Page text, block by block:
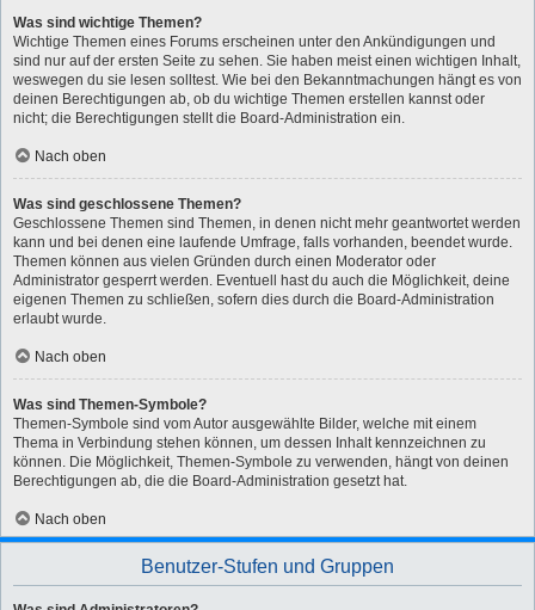
Was sind wichtige Themen?
Wichtige Themen eines Forums erscheinen unter den Ankündigungen und
sind nur auf der ersten Seite zu sehen. Sie haben meist einen wichtigen Inhalt,
weswegen du sie lesen solltest. Wie bei den Bekanntmachungen hängt es von
deinen Berechtigungen ab, ob du wichtige Themen erstellen kannst oder
nicht; die Berechtigungen stellt die Board-Administration ein.
Nach oben
Was sind geschlossene Themen?
Geschlossene Themen sind Themen, in denen nicht mehr geantwortet werden
kann und bei denen eine laufende Umfrage, falls vorhanden, beendet wurde.
Themen können aus vielen Gründen durch einen Moderator oder
Administrator gesperrt werden. Eventuell hast du auch die Möglichkeit, deine
eigenen Themen zu schließen, sofern dies durch die Board-Administration
erlaubt wurde.
Nach oben
Was sind Themen-Symbole?
Themen-Symbole sind vom Autor ausgewählte Bilder, welche mit einem
Thema in Verbindung stehen können, um dessen Inhalt kennzeichnen zu
können. Die Möglichkeit, Themen-Symbole zu verwenden, hängt von deinen
Berechtigungen ab, die die Board-Administration gesetzt hat.
Nach oben
Benutzer-Stufen und Gruppen